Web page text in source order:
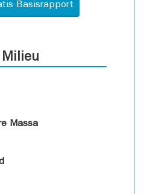
Basisrapport
Massa